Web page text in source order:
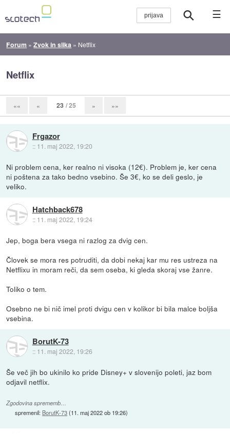
☰
Forum »Zvok in slika » Netflix
Netflix
«« « 23 / 25 » »»
Frgazor
:: 11. maj 2022, 19:20
Ni problem cena, ker realno ni visoka (12€). Problem je, ker cena
ni poštena za tako bedno vsebino. Še 3€, ko se deli geslo, je
veliko.
Hatchback678
:: 11. maj 2022, 19:24
Jep, boga bera vsega ni razlog za dvig cen.
Človek se mora res potruditi, da dobi nekaj kar mu res ustreza na
Netflixu in moram reči, da sem oseba, ki gleda skoraj vse žanre.
Toliko o tem.
Osebno ne bi nič imel proti dvigu cen v kolikor bi bila malce boljša
vsebina.
BorutK-73
:: 11. maj 2022, 19:26
Še več jih bo ukinilo ko pride Disney+ v slovenijo poleti, jaz bom
odjavil netflix.
Zgodovina sprememb…
spremenil: BorutK-73(11. maj 2022 ob 19:26)